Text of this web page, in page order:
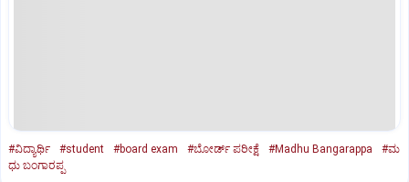
#ವಿದ್ಯಾರ್ಥಿ #student #board exam #ಬೋರ್ಡ್‌ ಪರೀಕ್ಷೆ #Madhu Bangarappa
#ಮ
ಧು ಬಂಗಾರಪ್ಪ